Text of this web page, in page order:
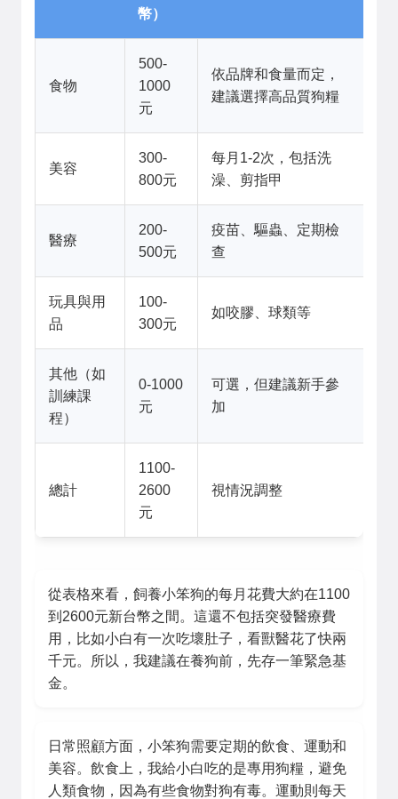
幣）
食物
500-
1000
元
依品牌和食量而定，
建議選擇高品質狗糧
美容
300-
800元
每月1-2次，包括洗
澡、剪指甲
醫療
200-
500元
疫苗、驅蟲、定期檢
查
玩具與用
品
100-
300元
如咬膠、球類等
其他（如
訓練課
程）
0-1000
元
可選，但建議新手參
加
總計
1100-
2600
元
視情況調整
從表格來看，飼養小笨狗的每月花費大約在1100
到2600元新台幣之間。這還不包括突發醫療費
用，比如小白有一次吃壞肚子，看獸醫花了快兩
千元。所以，我建議在養狗前，先存一筆緊急基
金。
日常照顧方面，小笨狗需要定期的飲食、運動和
美容。飲食上，我給小白吃的是專用狗糧，避免
人類食物，因為有些食物對狗有毒。運動則每天